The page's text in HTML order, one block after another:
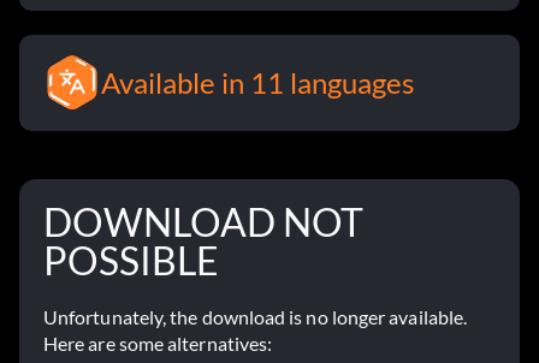
Available in 11 languages
DOWNLOAD NOT
POSSIBLE
Unfortunately, the download is no longer available.
Here are some alternatives: